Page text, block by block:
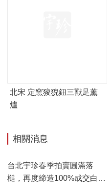
北宋 定窯狻猊鈕三獸足薰
爐
相關消息
台北宇珍春季拍賣圓滿落
槌，再度締造100%成交白手